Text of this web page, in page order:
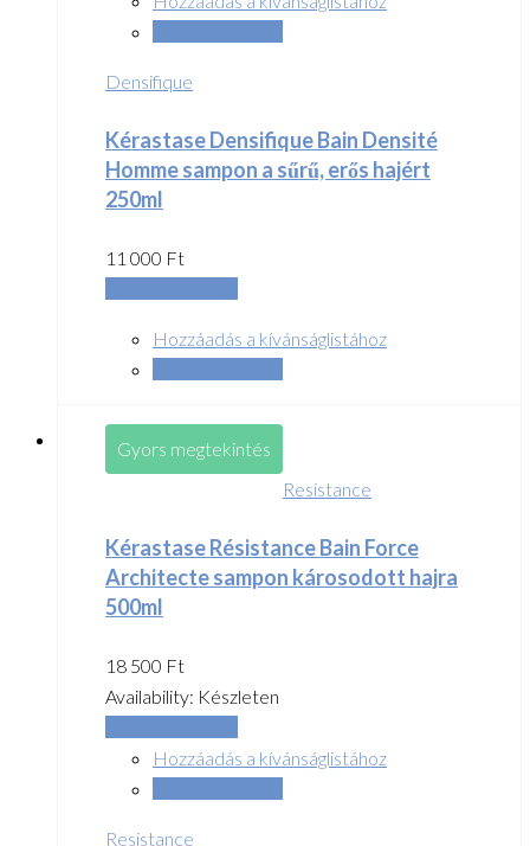
Densifique
Kérastase Densifique Bain Densité
Homme sampon a sűrű, erős hajért
250ml
11 000 Ft
Hozzáadás a kívánságlistához
Gyors megtekintés
Resistance
Kérastase Résistance Bain Force
Architecte sampon károsodott hajra
500ml
18 500 Ft
Availability: Készleten
Hozzáadás a kívánságlistához
Resistance